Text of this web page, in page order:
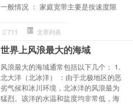
一般情况 ： 家庭宽带主要是按速度限
711 文章列表
世界上风浪最大的海域
风浪最大的海域通常包括以下几个： 1.
北大洋（北冰洋） ：由于北极地区的恶
劣气候和冰川环境，北冰洋的风浪最为
猛烈。该洋的水温和盐度均非常低，海